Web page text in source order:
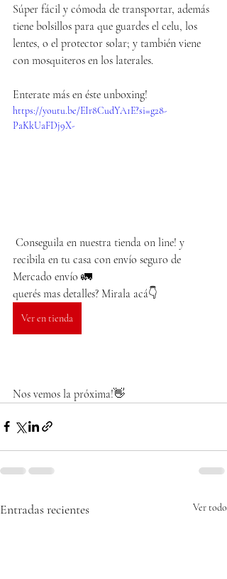
Súper fácil y cómoda de transportar, además
tiene bolsillos para que guardes el celu, los
lentes, o el protector solar; y también viene
con mosquiteros en los laterales.
Enterate más en éste unboxing!
https://youtu.be/EIr8CudYA1E?si=g28-
PaKkUaFDj9X-
recibila en tu casa con envío seguro de
Mercado envío 🚛
querés mas detalles? Mirala acá👇
Ver en tienda
Nos vemos la próxima!👋
Entradas recientes Ver todo